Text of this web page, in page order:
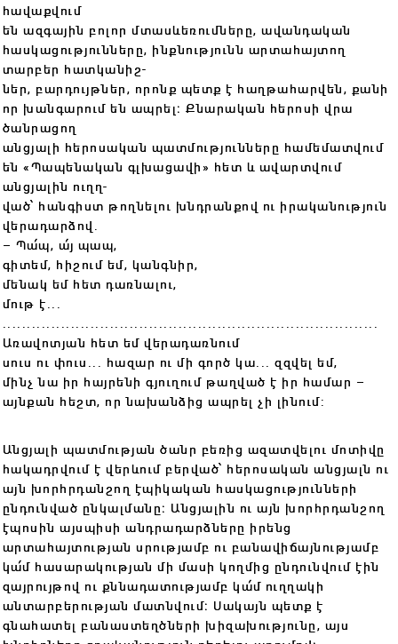
հավաքվում
են ազգային բոլոր մտասևեռումները, ավանդական
հասկացությունները, ինքնությունն արտահայտող
տարբեր հատկանիշ-
ներ, բարդույթներ, որոնք պետք է հաղթահարվեն, քանի
որ խանգարում են ապրել։ Քնարական հերոսի վրա
ծանրացող
անցյալի հերոսական պատմությունները համեմատվում
են «Պապենական գլխացավի» հետ և ավարտվում
անցյալին ուղղ-
ված՝ հանգիստ թողնելու խնդրանքով ու իրականություն
վերադարձով․
– Պա՛պ, ա՛յ պապ,
գիտեմ, հիշում եմ, կանգնիր,
մենակ եմ հետ դառնալու,
մութ է...
.............................................................................
Առավոտյան հետ եմ վերադառնում
սուս ու փուս... հազար ու մի գործ կա... զզվել եմ,
մինչ նա իր հայրենի գյուղում թաղված է իր համար –
այնքան հեշտ, որ նախանձից ապրել չի լինում:
Անցյալի պատմության ծանր բեռից ազատվելու մոտիվը
հակադրվում է վերևում բերված՝ հերոսական անցյալն ու
այն խորհրդանշող էպիկական հասկացությունների
ընդունված ընկալմանը։ Անցյալին ու այն խորհրդանշող
էպոսին այսպիսի անդրադարձները իրենց
արտահայտության սրությամբ ու բանավիճայնությամբ
կա՛մ հասարակության մի մասի կողմից ընդունվում էին
զայրույթով ու քննադատությամբ կա՛մ ուղղակի
անտարբերության մատնվում։ Սակայն պետք է
գնահատել բանաստեղծների խիզախությունը, այս